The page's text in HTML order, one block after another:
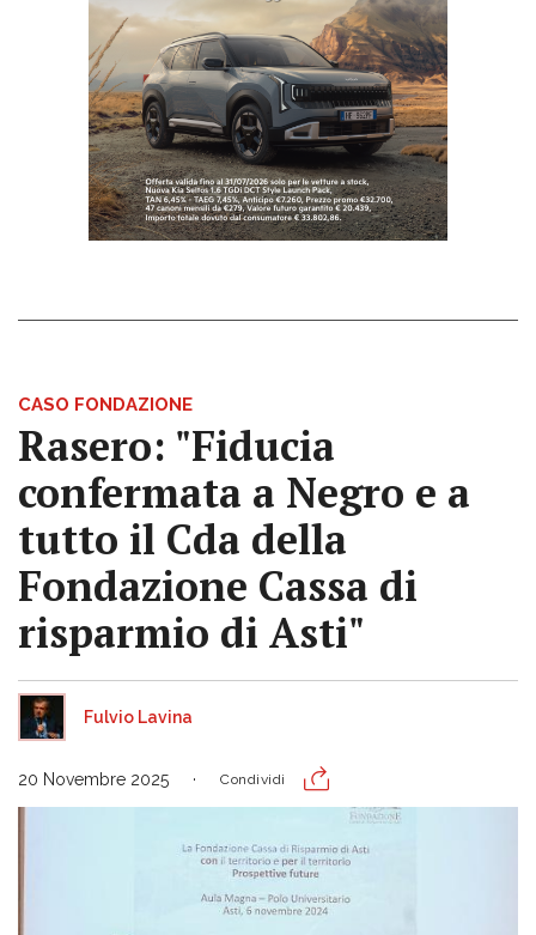
CASO FONDAZIONE
Rasero: "Fiducia
confermata a Negro e a
tutto il Cda della
Fondazione Cassa di
risparmio di Asti"
Fulvio Lavina
20 Novembre 2025 Condividi